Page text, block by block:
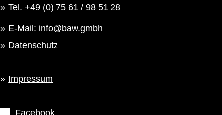
Tel. +49 (0) 75 61 / 98 51 28
E-Mail: info@baw.gmbh
Datenschutz
Impressum
Facebook